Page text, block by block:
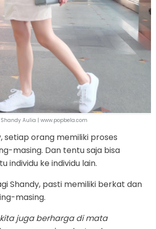
Shandy Aulia | www.popbela.com
setiap orang memiliki proses
masing. Dan tentu saja bisa
individu ke individu lain.
Shandy, pasti memiliki berkat dan
masing.
juga berharga di mata